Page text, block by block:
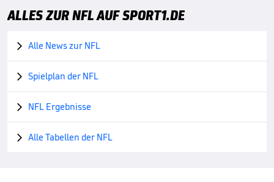
ALLES ZUR NFL AUF SPORT1.DE
 Alle News zur NFL
 Spielplan der NFL
 NFL Ergebnisse
 Alle Tabellen der NFL